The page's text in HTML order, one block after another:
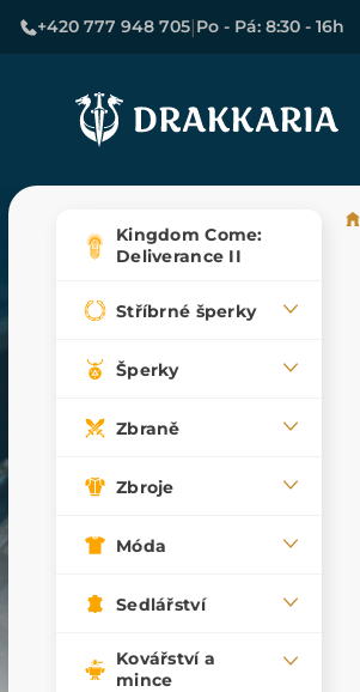
+420 777 948 705|Po - Pá: 8:30 - 16h
Kingdom Come:
Deliverance II
Stříbrné šperky
Šperky
Zbraně
Zbroje
Móda
Sedlářství
Kovářství a
mince